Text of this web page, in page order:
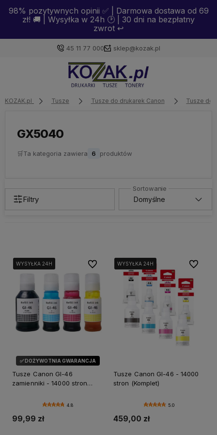
98% pozytywnych opinii ✅ | Darmowa dostawa od 69
zł! 🚚 | Wysyłka w 24h 🕑 | 30 dni na bezpłatny
zwrot ↩️
45 11 77 000 sklep@kozak.pl
Zaloguj się
Załóż konto
z poprzedniej sesji.
KOZAK.pl Tusze Tusze do drukarek Canon Tusze do
GX5040
🛒Ta kategoria zawiera 6 produktów
Filtry
✅ DOŻYWOTNIA GWARANCJA
WYSYŁKA 24H
WYSYŁKA 24H
WYSYŁKA 24H
Tusze Canon GI-46
zamienniki - 14000 stron
4.8
99,99 zł
Do ulubionychWYSYŁKA 24H
WYSYŁKA 24H
WYSYŁKA 24H
Tusze Canon GI-46 - 14000
stron (Komplet)
5.0
459,00 zł
Do